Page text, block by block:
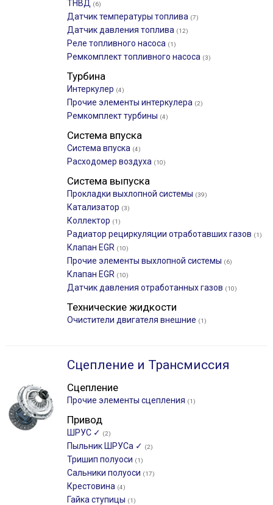
ТНВД (6)
Датчик температуры топлива (7)
Датчик давления топлива (12)
Реле топливного насоса (1)
Ремкомплект топливного насоса (3)
Турбина
Интеркулер (4)
Прочие элементы интеркулера (2)
Ремкомплект турбины (4)
Система впуска
Система впуска (4)
Расходомер воздуха (10)
Система выпуска
Прокладки выхлопной системы (39)
Катализатор (3)
Коллектор (1)
Радиатор рециркуляции отработавших газов (1)
Клапан EGR (10)
Прочие элементы выхлопной системы (6)
Клапан EGR (10)
Датчик давления отработанных газов (10)
Технические жидкости
Очистители двигателя внешние (1)
Сцепление и Трансмиссия
Сцепление
Прочие элементы сцепления (1)
Привод
ШРУС ✓ (2)
Пыльник ШРУСа ✓ (2)
Тришип полуоси (1)
Сальники полуоси (17)
Крестовина (4)
Гайка ступицы (1)